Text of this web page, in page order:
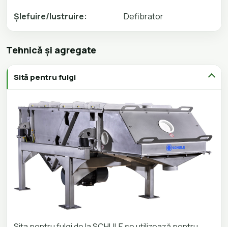
Șlefuire/lustruire: Defibrator
Tehnică și agregate
Sită pentru fulgi